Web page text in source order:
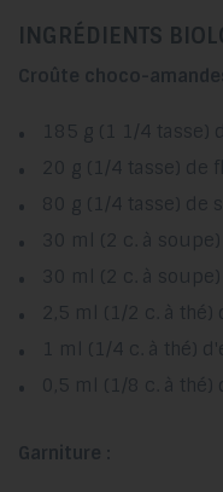
INGRÉDIENTS
Croûte choco-amandes
185 g (1 1/4 tasse)
20 g (1/4 tasse) de
80 g (1/4 tasse) de
30 ml (2 c. à
30 ml (2 c. à
2,5 ml (1/2 c. à thé)
1 ml (1/4 c. à thé)
0,5 ml (1/8 c. à thé)
Garniture :